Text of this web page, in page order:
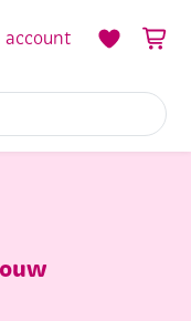
account